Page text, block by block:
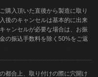
購入頂いた直後から製造に取り
後のキャンセルは基本的に出来
ャンセルが必要な場合は、お振
の振込手数料を除く50%をご返
都合上、取り付けの際に穴開け